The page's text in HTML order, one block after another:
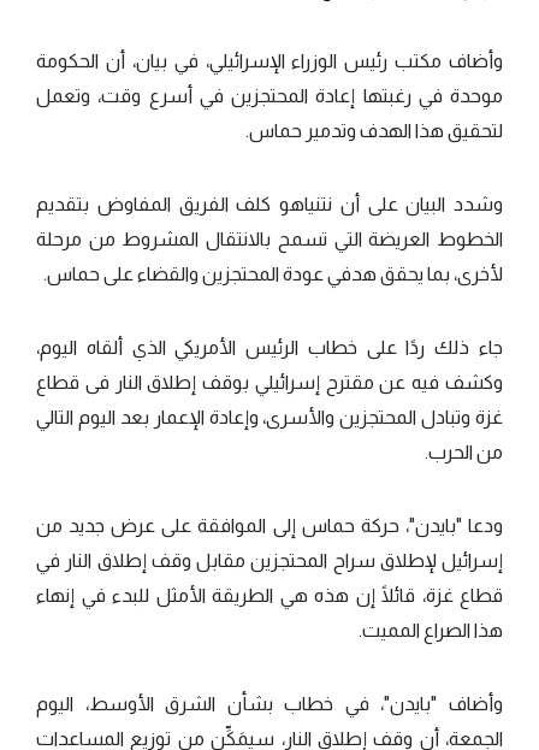
وأضاف مكتب رئيس الوزراء الإسرائيلي، في بيان، أن الحكومة
موحدة في رغبتها إعادة المحتجزين في أسرع وقت، وتعمل
لتحقيق هذا الهدف وتدمير حماس.
وشدد البيان على أن نتنياهو كلف الفريق المفاوض بتقديم
الخطوط العريضة التي تسمح بالانتقال المشروط من مرحلة
لأخرى، بما يحقق هدفي عودة المحتجزين والقضاء على حماس.
جاء ذلك ردًا على خطاب الرئيس الأمريكي الذي ألقاه اليوم،
وكشف فيه عن مقترح إسرائيلي بوقف إطلاق النار فى قطاع
غزة وتبادل المحتجزين والأسرى، وإعادة الإعمار بعد اليوم التالي
من الحرب.
ودعا "بايدن"، حركة حماس إلى الموافقة على عرض جديد من
إسرائيل لإطلاق سراح المحتجزين مقابل وقف إطلاق النار في
قطاع غزة، قائلًا إن هذه هي الطريقة الأمثل للبدء في إنهاء
هذا الصراع المميت.
وأضاف "بايدن"، في خطاب بشأن الشرق الأوسط، اليوم
الجمعة، أن وقف إطلاق النار، سيمَكِّن من توزيع المساعدات